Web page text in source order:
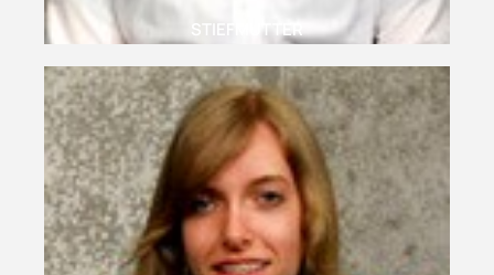
STIEFMUTTER